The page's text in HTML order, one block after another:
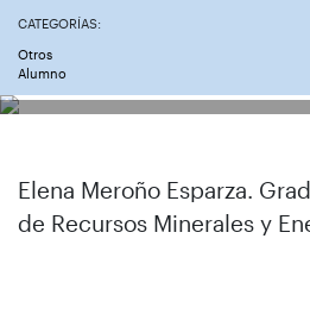
CATEGORÍAS:
Otros
Alumno
Elena Meroño Esparza.
de Recursos Minerales y